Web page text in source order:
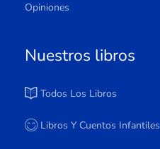
Opiniones
Nuestros libros
Todos Los Libros
Libros Y Cuentos Infantiles